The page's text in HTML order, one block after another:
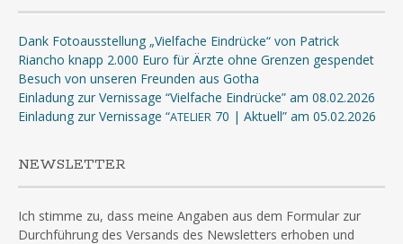
Dank Fotoausstellung „Vielfache Eindrücke“ von Patrick
Riancho knapp 2.000 Euro für Ärzte ohne Grenzen gespendet
Besuch von unseren Freunden aus Gotha
Einladung zur Vernissage “Vielfache Eindrücke” am 08.02.2026
Einladung zur Vernissage “ATELIER 70 | Aktuell” am 05.02.2026
NEWSLETTER
Ich stimme zu, dass meine Angaben aus dem Formular zur
Durchführung des Versands des Newsletters erhoben und